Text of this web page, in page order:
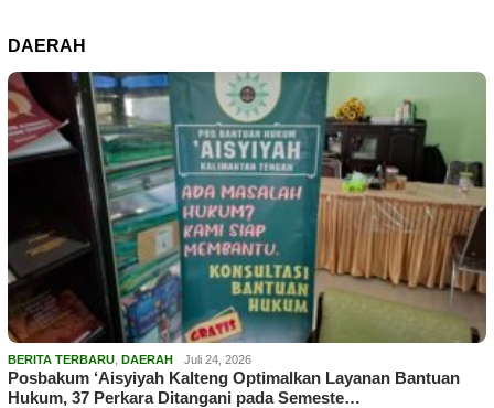
DAERAH
BERITA TERBARU DAERAH Juli 24, 2026
Posbakum ‘Aisyiyah Kalteng Optimalkan Layanan Bantuan
Hukum, 37 Perkara Ditangani pada Semeste…